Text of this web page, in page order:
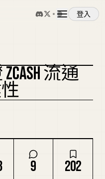
登入
ZCASH 流通
9 202